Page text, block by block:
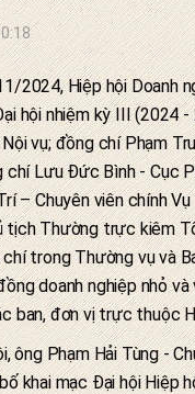
2024, Hiệp hội Doanh
hội nhiệm kỳ III (2024 -
vụ; đồng chí Phạm
chí Lưu Đức Bình - Cục
– Chuyên viên chính
tịch Thường trực kiêm
trong Thường vụ và
doanh nghiệp nhỏ
ban, đơn vị trực thuộc
ông Phạm Hải Tùng -
khai mạc Đại hội Hiệp